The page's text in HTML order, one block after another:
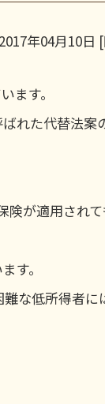
2017年04月10日 [
ます。
れた代替法案
険が適用され
す。
な低所得者に